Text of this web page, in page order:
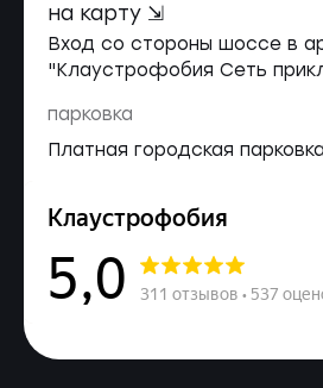
на карту ⇲
Вход со стороны шоссе в
"Клаустрофобия Сеть
парковка
Платная городская парковка